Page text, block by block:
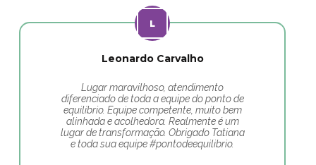
Leonardo Carvalho
Lugar maravilhoso, atendimento
diferenciado de toda a equipe do ponto de
equilíbrio. Equipe competente, muito bem
alinhada e acolhedora. Realmente é um
lugar de transformação. Obrigado Tatiana
e toda sua equipe #pontodeequilibrio.